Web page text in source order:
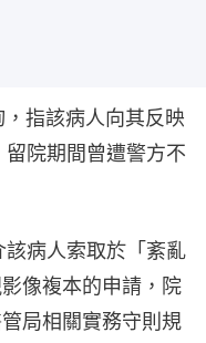
指該病人向其反映
院期間曾遭警方不
病人索取於「紊亂
像複本的申請，院
局相關實務守則規